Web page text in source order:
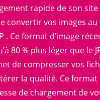
rapide de son site
convertir vos images
. Ce format d’image
80 % plus léger que le
de compresser vos
la qualité. Ce format
de chargement de